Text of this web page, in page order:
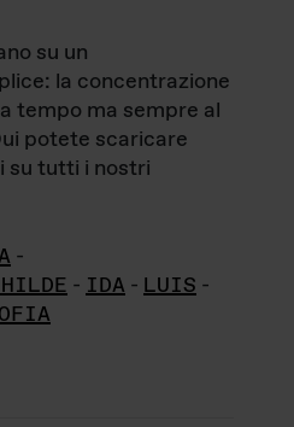
su un
la concentrazione
tempo ma sempre al
potete scaricare
su tutti i nostri
-
- IDA - LUIS -